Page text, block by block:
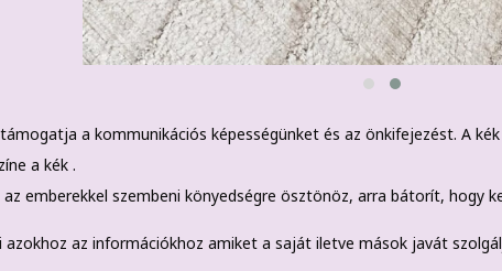
a kommunikációs képességünket és az önkifejezést. A
a kék .
emberekkel szembeni könyedségre ösztönöz, arra bátorít, hogy
az információkhoz amiket a saját iletve mások javát